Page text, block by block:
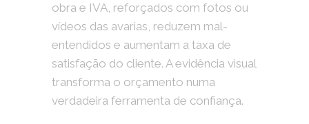
obra e IVA, reforçados com fotos ou
vídeos das avarias, reduzem mal-
entendidos e aumentam a taxa de
satisfação do cliente. A evidência visual
transforma o orçamento numa
verdadeira ferramenta de confiança.